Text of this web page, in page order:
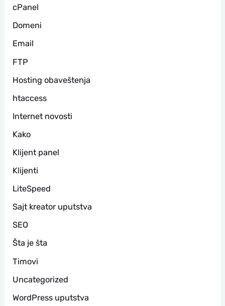
cPanel
Domeni
Email
FTP
Hosting obaveštenja
htaccess
Internet novosti
Kako
Klijent panel
Klijenti
LiteSpeed
Sajt kreator uputstva
SEO
Šta je šta
Timovi
Uncategorized
WordPress uputstva